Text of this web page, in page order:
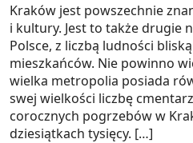
Kraków jest powszechnie
i kultury. Jest to także drugie
Polsce, z liczbą ludności
mieszkańców. Nie powinno
wielka metropolia posiada
swej wielkości liczbę
corocznych pogrzebów w
dziesiątkach tysięcy. […]